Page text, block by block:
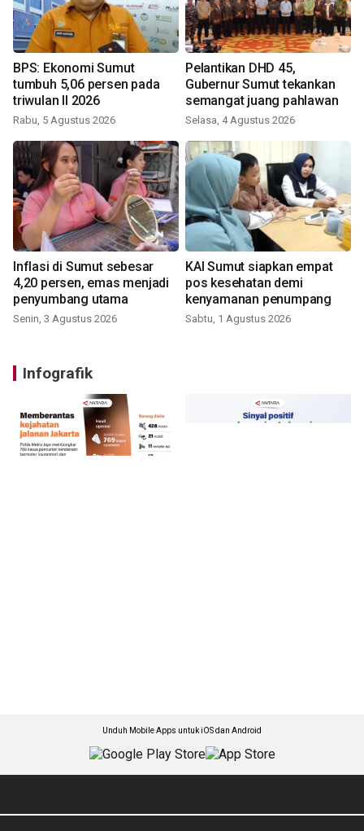
BPS: Ekonomi Sumut
tumbuh 5,06 persen pada
triwulan II 2026
Rabu, 5 Agustus 2026
Pelantikan DHD 45,
Gubernur Sumut tekankan
semangat juang pahlawan
Selasa, 4 Agustus 2026
Inflasi di Sumut sebesar
4,20 persen, emas menjadi
penyumbang utama
Senin, 3 Agustus 2026
KAI Sumut siapkan empat
pos kesehatan demi
kenyamanan penumpang
Sabtu, 1 Agustus 2026
Infografik
Unduh Mobile Apps untuk iOS dan Android